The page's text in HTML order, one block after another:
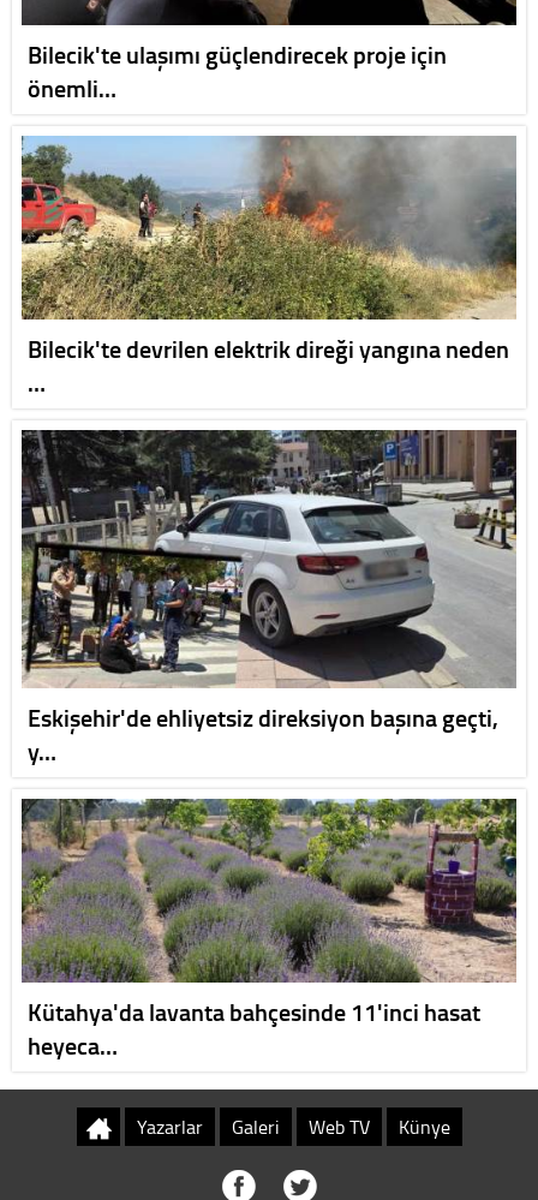
Bilecik'te ulaşımı güçlendirecek proje için
önemli…
Bilecik'te devrilen elektrik direği yangına neden
…
Eskişehir'de ehliyetsiz direksiyon başına geçti,
y…
Kütahya'da lavanta bahçesinde 11'inci hasat
heyeca…
Yazarlar Galeri Web TV Künye